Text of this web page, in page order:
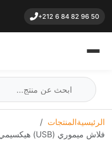
+212 6 84 82 96 50
الرئيسيةالمنتجات
فلاش ميموري (USB) هيكسيمي سعة 64 جيجاباي...